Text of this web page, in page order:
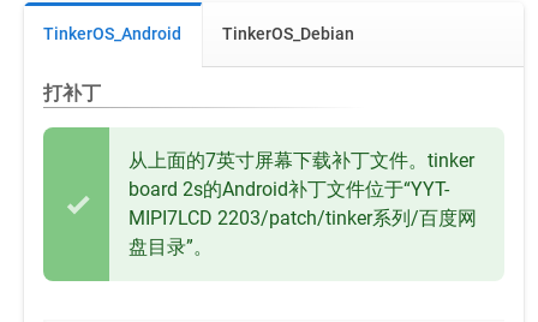
TinkerOS_Android TinkerOS_Debian
打补丁
从上面的7英寸屏幕下载补丁文件。tinker
board 2s的Android补丁文件位于“YYT-
MIPI7LCD 2203/patch/tinker系列/百度网
盘目录”。